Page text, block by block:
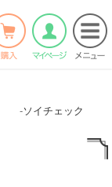
LINE
-ソイチェック